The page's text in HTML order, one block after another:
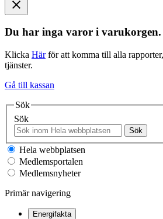
Du har inga varor i varukorgen.
Klicka Härför att komma till alla
tjänster.
Gå till kassan
Sök
Sök
Sök
Hela webbplatsen
Medlemsportalen
Medlemsnyheter
Primär navigering
Energifakta